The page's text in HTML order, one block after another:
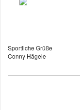
Sportliche Grüße
Conny Hägele